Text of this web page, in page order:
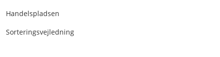
Handelspladsen
Sorteringsvejledning